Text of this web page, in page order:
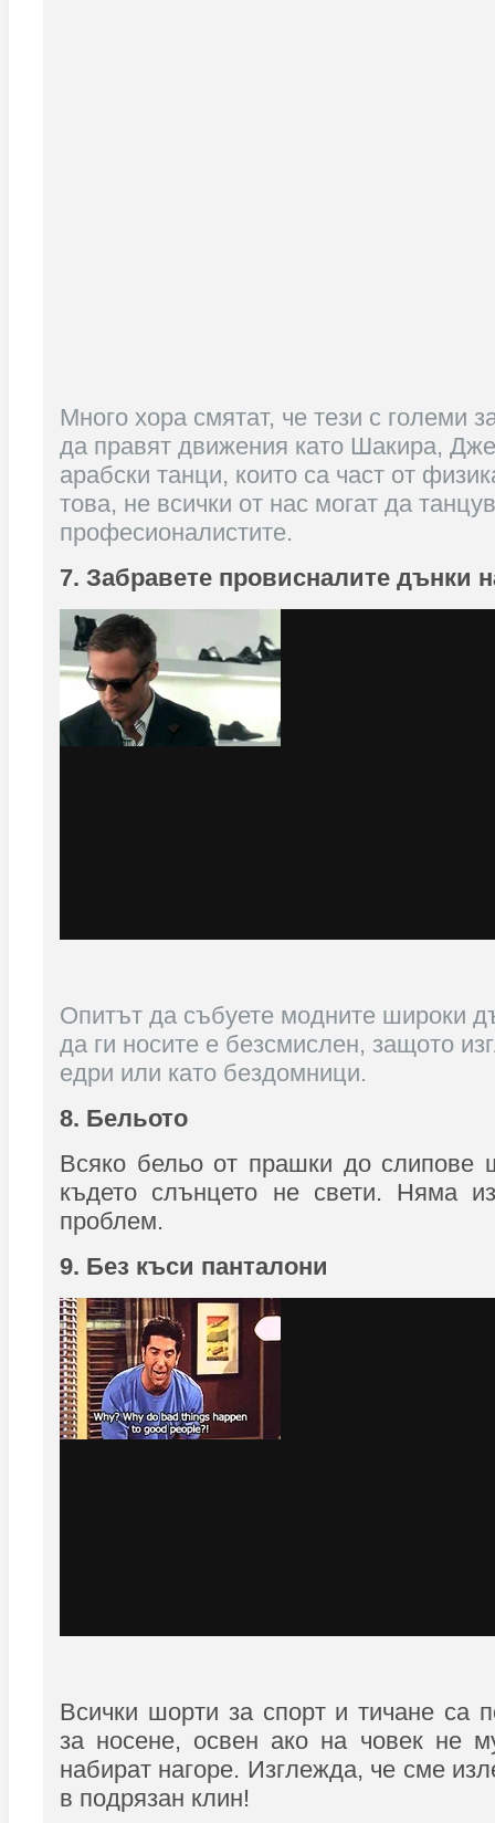
Много хора смятат, че тези с големи
да правят движения като Шакира,
арабски танци, които са част от
това, не всички от нас могат да
професионалистите.
7. Забравете провисналите дънки
Опитът да събуете модните широки
да ги носите е безсмислен, защото
едри или като бездомници.
8. Бельото
Всяко бельо от прашки до слипове
където слънцето не свети. Няма
проблем.
9. Без къси панталони
Всички шорти за спорт и тичане са
за носене, освен ако на човек не
набират нагоре. Изглежда, че сме
в подрязан клин!